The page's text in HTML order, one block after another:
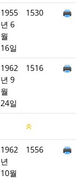
1955
년 6
월
16일
1530
1962
년 9
월
24일
1516
1962
년
10월
1556